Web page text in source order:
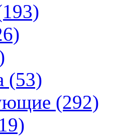
(53)
(292)